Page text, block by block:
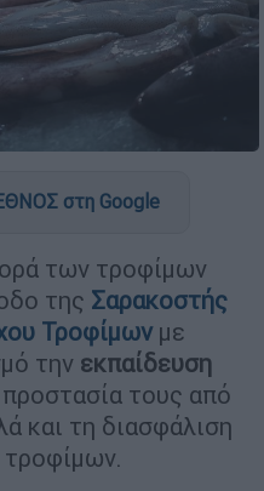
στη Google
των τροφίμων
της Σαρακοστής
Τροφίμωνμε
την εκπαίδευση
προστασία τους από
και τη διασφάλιση